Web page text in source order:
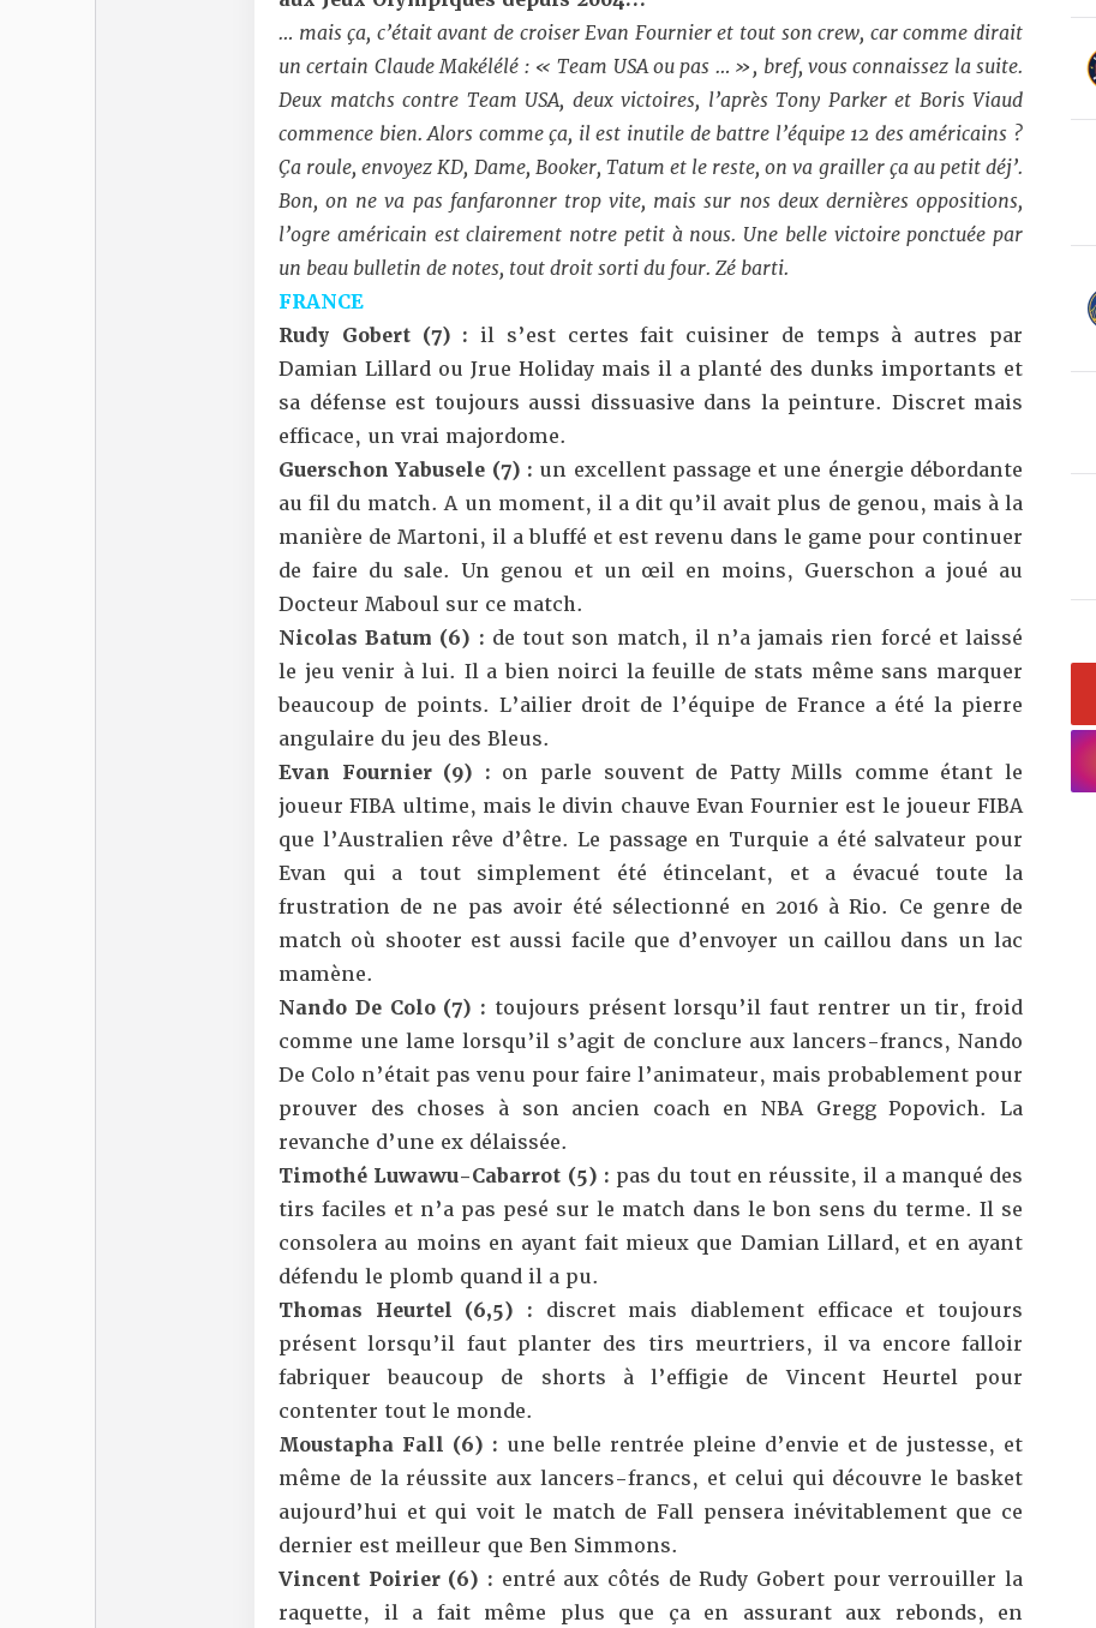
… mais ça, c’était avant de croiser Evan Fournier et tout son crew, car comme dirait
un certain Claude Makélélé : « Team USA ou pas … », bref, vous connaissez la suite.
Deux matchs contre Team USA, deux victoires, l’après Tony Parker et Boris Viaud
commence bien.Alors comme ça, il est inutile de battre l’équipe 12 des américains ?
Ça roule, envoyez KD, Dame, Booker, Tatum et le reste, on va grailler ça au petit déj’.
Bon, on ne va pas fanfaronner trop vite, mais sur nos deux dernières oppositions,
l’ogre américain est clairement notre petit à nous. Une belle victoire ponctuée par
un beau bulletin de notes, tout droit sorti du four. Zé barti.
FRANCE
Rudy Gobert (7) :il s’est certes fait cuisiner de temps à autres par
Damian Lillard ou Jrue Holiday mais il a planté des dunks importants et
sa défense est toujours aussi dissuasive dans la peinture. Discret mais
efficace, un vrai majordome.
Guerschon Yabusele (7) : un excellent passage et une énergie débordante
au fil du match. A un moment, il a dit qu’il avait plus de genou, mais à la
manière de Martoni, il a bluffé et est revenu dans le game pour continuer
de faire du sale. Un genou et un œil en moins, Guerschon a joué au
Docteur Maboul sur ce match.
Nicolas Batum (6) : de tout son match, il n’a jamais rien forcé et laissé
le jeu venir à lui. Il a bien noirci la feuille de stats même sans marquer
beaucoup de points. L’ailier droit de l’équipe de France a été la pierre
angulaire du jeu des Bleus.
Evan Fournier (9) : on parle souvent de Patty Mills comme étant le
joueur FIBA ultime, mais le divin chauve Evan Fournier est le joueur FIBA
que l’Australien rêve d’être. Le passage en Turquie a été salvateur pour
Evan qui a tout simplement été étincelant, et a évacué toute la
frustration de ne pas avoir été sélectionné en 2016 à Rio. Ce genre de
match où shooter est aussi facile que d’envoyer un caillou dans un lac
mamène.
Nando De Colo (7) : toujours présent lorsqu’il faut rentrer un tir, froid
comme une lame lorsqu’il s’agit de conclure aux lancers-francs, Nando
De Colo n’était pas venu pour faire l’animateur, mais probablement pour
prouver des choses à son ancien coach en NBA Gregg Popovich. La
revanche d’une ex délaissée.
Timothé Luwawu-Cabarrot (5) : pas du tout en réussite, il a manqué des
tirs faciles et n’a pas pesé sur le match dans le bon sens du terme. Il se
consolera au moins en ayant fait mieux que Damian Lillard, et en ayant
défendu le plomb quand il a pu.
Thomas Heurtel (6,5) : discret mais diablement efficace et toujours
présent lorsqu’il faut planter des tirs meurtriers, il va encore falloir
fabriquer beaucoup de shorts à l’effigie de Vincent Heurtel pour
contenter tout le monde.
Moustapha Fall (6) : une belle rentrée pleine d’envie et de justesse, et
même de la réussite aux lancers-francs, et celui qui découvre le basket
aujourd’hui et qui voit le match de Fall pensera inévitablement que ce
dernier est meilleur que Ben Simmons.
Vincent Poirier (6) : entré aux côtés de Rudy Gobert pour verrouiller la
raquette, il a fait même plus que ça en assurant aux rebonds, en